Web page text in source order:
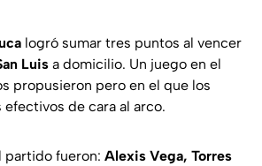
logró sumar tres puntos al vencer
Luis a domicilio. Un juego en el
propusieron pero en el que los
de cara al arco.
partido fueron: Alexis Vega, Torres